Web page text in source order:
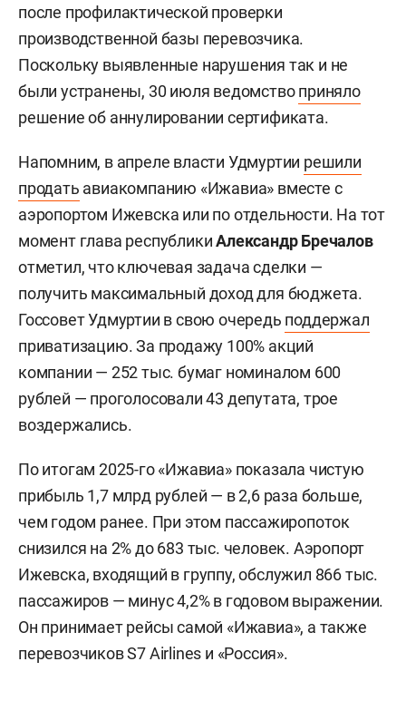
после профилактической проверки
производственной базы перевозчика.
Поскольку выявленные нарушения так и не
были устранены, 30 июля ведомствоприняло
решение об аннулировании сертификата.
Напомним, в апреле власти Удмуртии решили
продать авиакомпанию «Ижавиа» вместе с
аэропортом Ижевска или по отдельности. На тот
момент глава республикиАлександр Бречалов
отметил, что ключевая задача сделки —
получить максимальный доход для бюджета.
Госсовет Удмуртии в свою очередь поддержал
приватизацию. За продажу 100% акций
компании — 252 тыс. бумаг номиналом 600
рублей — проголосовали 43 депутата, трое
воздержались.
По итогам 2025-го «Ижавиа» показала чистую
прибыль 1,7 млрд рублей — в 2,6 раза больше,
чем годом ранее. При этом пассажиропоток
снизился на 2% до 683 тыс. человек. Аэропорт
Ижевска, входящий в группу, обслужил 866 тыс.
пассажиров — минус 4,2% в годовом выражении.
Он принимает рейсы самой «Ижавиа», а также
перевозчиков S7 Airlines и «Россия».